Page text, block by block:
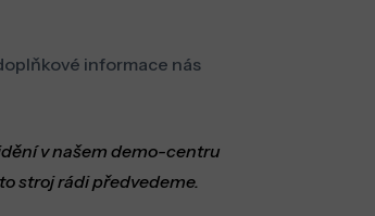
informace nás
v našem demo-centru
stroj rádi předvedeme.